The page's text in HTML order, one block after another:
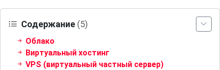
Содержание (5)
Облако
Виртуальный хостинг
VPS (виртуальный частный сервер)